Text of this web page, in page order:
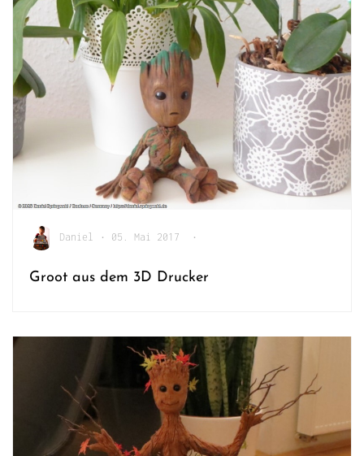
Daniel • 05. Mai 2017 •
Groot aus dem 3D Drucker